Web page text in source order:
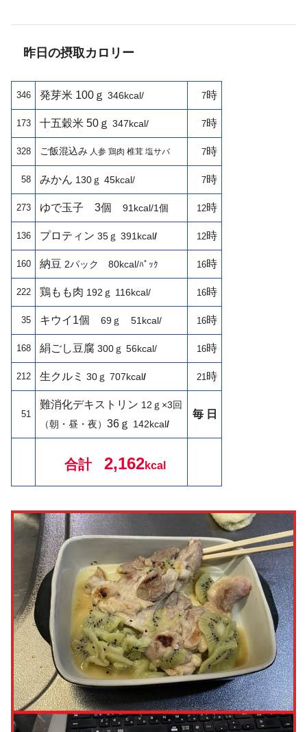
昨日の摂取カロリー
346 発芽米 100ｇ 346kcal/ 7時
173 十五穀米 50ｇ 347kcal/ 7時
328 ご飯混込み 人参 鶏肉 椎茸 塩サバ 7時
58 みかん 130ｇ 45kcal/ 7時
273 ゆで玉子 3個91kcal/1個 12時
136 プロティン 35ｇ 391kcal/ 12時
160 納豆 2パック 80kcal/ﾊﾟｯｸ 16時
222 鶏もも肉 192ｇ 116kcal/ 16時
35 キウイ1個69ｇ 51kcal/ 16時
168 絹ごし豆腐 300ｇ 56kcal/ 16時
212 生クルミ30ｇ 707kcal/ 21 時
51
難消化デキストリン 12ｇ×3回
（朝・昼・夜）36ｇ 142kcal/
毎 日
合計 2,162kcal